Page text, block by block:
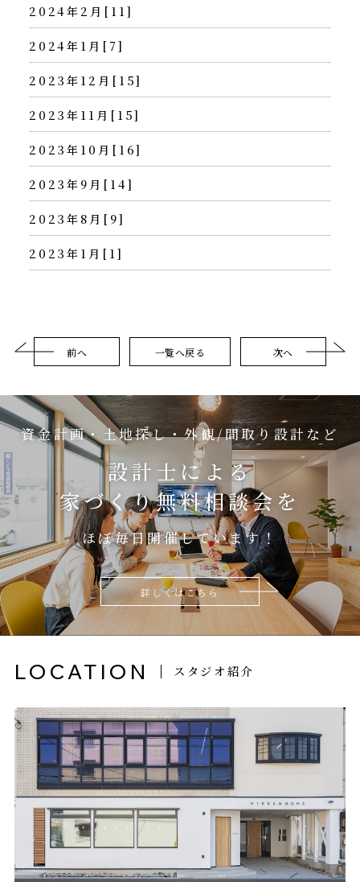
2024年2月[11]
2024年1月[7]
2023年12月[15]
2023年11月[15]
2023年10月[16]
2023年9月[14]
2023年8月[9]
2023年1月[1]
前へ 一覧へ戻る 次へ
資金計画・土地探し・外観/間取り設計など
設計士による
家づくり無料相談会を
ほぼ毎日開催しています！
詳しくはこちら
LOCATION スタジオ紹介